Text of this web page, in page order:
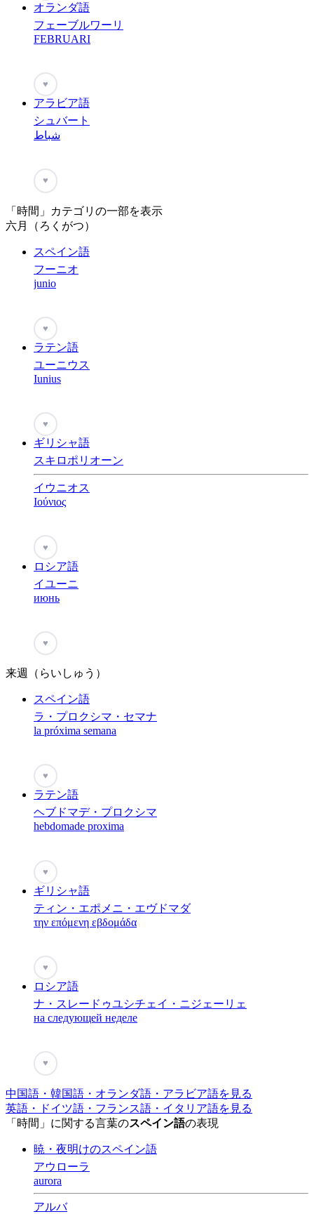
オランダ語
フェーブルワーリ
FEBRUARI
♥
アラビア語
シュバート
شباط
♥
「時間」カテゴリの一部を表示
六月（ろくがつ）
スペイン語
フーニオ
junio
♥
ラテン語
ユーニウス
Iunius
♥
ギリシャ語
スキロポリオーン
イウニオス
Ιούνιος
♥
ロシア語
イユーニ
июнь
♥
来週（らいしゅう）
スペイン語
ラ・プロクシマ・セマナ
la próxima semana
♥
ラテン語
ヘブドマデ・プロクシマ
hebdomade proxima
♥
ギリシャ語
ティン・エポメニ・エヴドマダ
την επόμενη εβδομάδα
♥
ロシア語
ナ・スレードゥユシチェイ・ニジェーリェ
на следующей неделе
♥
中国語・韓国語・オランダ語・アラビア語を見る
英語・ドイツ語・フランス語・イタリア語を見る
「時間」に関する言葉のスペイン語の表現
暁・夜明けのスペイン語
アウローラ
aurora
アルバ